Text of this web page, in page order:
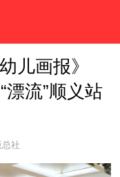
儿画报》
漂流”顺义站
社